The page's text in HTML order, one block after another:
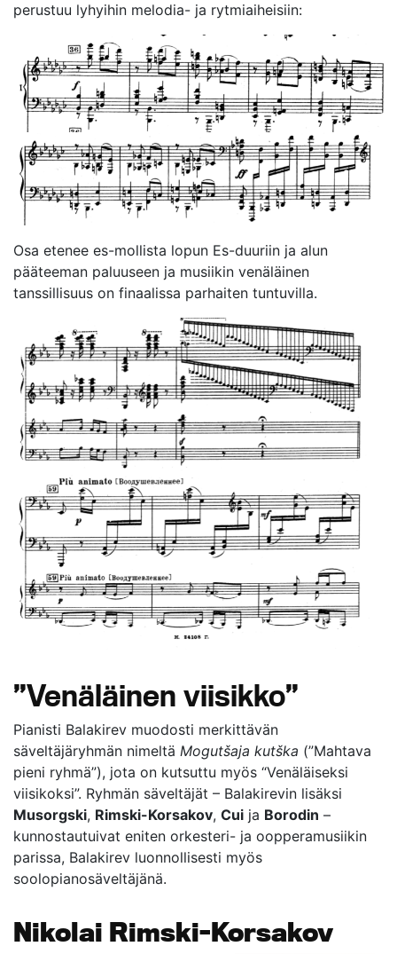
perustuu lyhyihin melodia- ja rytmiaiheisiin:
Osa etenee es-mollista lopun Es-duuriin ja alun
pääteeman paluuseen ja musiikin venäläinen
tanssillisuus on finaalissa parhaiten tuntuvilla.
”Venäläinen viisikko”
Pianisti Balakirev muodosti merkittävän
säveltäjäryhmän nimeltä Mogutšaja kutška (”Mahtava
pieni ryhmä”), jota on kutsuttu myös “Venäläiseksi
viisikoksi”. Ryhmän säveltäjät – Balakirevin lisäksi
Musorgski, Rimski-Korsakov, Cui ja Borodin –
kunnostautuivat eniten orkesteri- ja oopperamusiikin
parissa, Balakirev luonnollisesti myös
soolopianosäveltäjänä.
Nikolai Rimski-Korsakov